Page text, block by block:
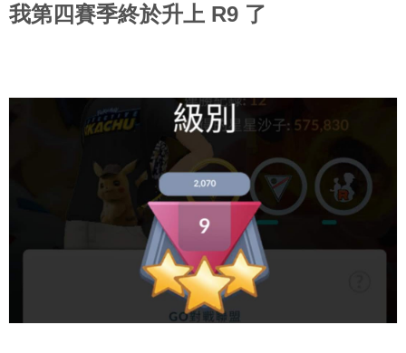
我第四賽季終於升上 R9 了